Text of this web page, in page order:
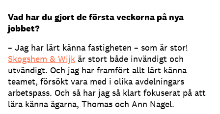
Vad har du gjort de första veckorna på nya
jobbet?
– Jag har lärt känna fastigheten – som är stor!
Skogshem & Wijk är stort både invändigt och
utvändigt. Och jag har framfört allt lärt känna
teamet, försökt vara med i olika avdelningars
arbetspass. Och så har jag så klart fokuserat på att
lära känna ägarna, Thomas och Ann Nagel.